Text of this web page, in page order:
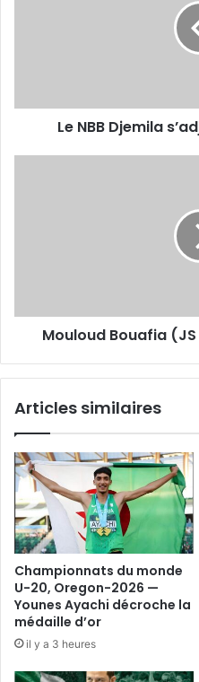
Le NBB Djemila
Mouloud Bouafia
Articles similaires
Championnats du monde
U-20, Oregon-2026 —
Younes Ayachi décroche la
médaille d’or
il y a 3 heures